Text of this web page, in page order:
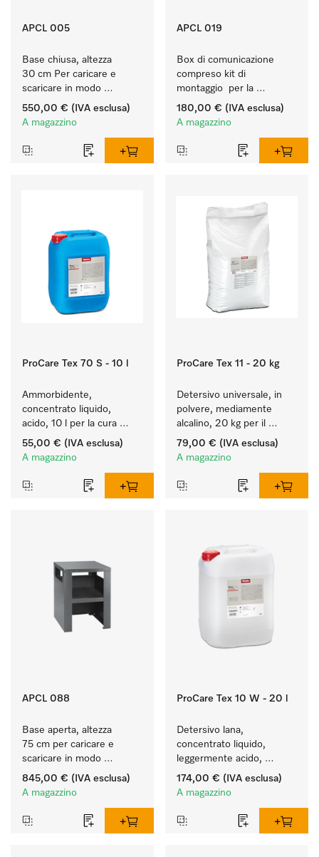
APCL 005
Base chiusa, altezza
30 cm Per caricare e
scaricare in modo
ergonomico la lavatrice e
l'essiccatoio.
550,00 € (IVA esclusa)
A magazzino
APCL 019
Box di comunicazione
compreso kit di
montaggio  per la
connessione di
lavatrice/essiccatoio a
esterni.
180,00 € (IVA esclusa)
A magazzino
ProCare Tex 70 S - 10 l
Ammorbidente,
concentrato liquido,
acido, 10 l per la cura
delle fibre e una
morbidezza duratura dei
55,00 € (IVA esclusa)
A magazzino
ProCare Tex 11 - 20 kg
Detersivo universale, in
polvere, mediamente
alcalino, 20 kg per il
lavaggio di capi bianchi e
colorati resistenti.
79,00 € (IVA esclusa)
A magazzino
APCL 088
Base aperta, altezza
75 cm per caricare e
scaricare in modo
ergonomico la lavatrice e
l'essiccatoio.
845,00 € (IVA esclusa)
A magazzino
ProCare Tex 10 W - 20 l
Detersivo lana,
concentrato liquido,
leggermente acido,
20 l per il lavaggio a
macchina della lana.
174,00 € (IVA esclusa)
A magazzino